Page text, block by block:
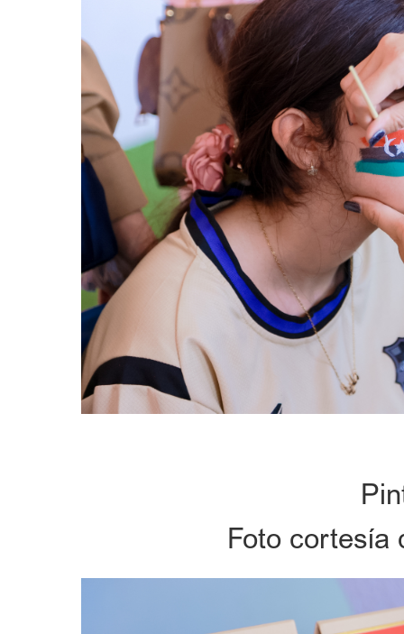
Foto cortesía